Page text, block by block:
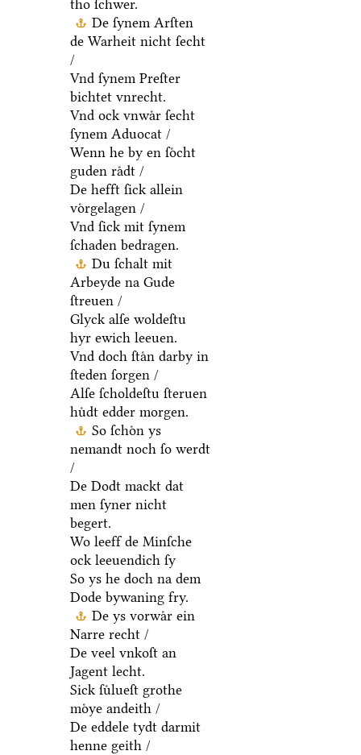
tho ſchwer.
De ſynem Arſten
de Warheit nicht ſecht
/
Vnd ſynem Preſter
bichtet vnrecht.
Vnd ock vnwaͤr ſecht
ſynem Aduocat /
Wenn he by en ſoͤcht
guden raͤdt /
De hefft ſick allein
voͤrgelagen /
Vnd ſick mit ſynem
ſchaden bedragen.
Du ſchalt mit
Arbeyde na Gude
ſtreuen /
Glyck alſe woldeſtu
hyr ewich leeuen.
Vnd doch ſtaͤn darby in
ſteden ſorgen /
Alſe ſcholdeſtu ſteruen
huͤdt edder morgen.
So ſchoͤn ys
nemandt noch ſo werdt
/
De Dodt mackt dat
men ſyner nicht
begert.
Wo leeff de Minſche
ock leeuendich ſy
So ys he doch na dem
Dode bywaning fry.
De ys vorwaͤr ein
Narre recht /
De veel vnkoſt an
Jagent lecht.
Sick ſuͤlueſt grothe
moͤye andeith /
De eddele tydt darmit
henne geith /